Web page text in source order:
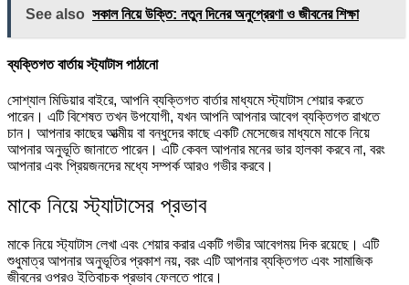
See also সকাল নিয়ে উক্তি: নতুন দিনের অনুপ্রেরণা ও জীবনের শিক্ষা
ব্যক্তিগত বার্তায় স্ট্যাটাস পাঠানো
সোশ্যাল মিডিয়ার বাইরে, আপনি ব্যক্তিগত বার্তার মাধ্যমে স্ট্যাটাস শেয়ার করতে
পারেন। এটি বিশেষত তখন উপযোগী, যখন আপনি আপনার আবেগ ব্যক্তিগত রাখতে
চান। আপনার কাছের আত্মীয় বা বন্ধুদের কাছে একটি মেসেজের মাধ্যমে মাকে নিয়ে
আপনার অনুভূতি জানাতে পারেন। এটি কেবল আপনার মনের ভার হালকা করবে না, বরং
আপনার এবং প্রিয়জনদের মধ্যে সম্পর্ক আরও গভীর করবে।
মাকে নিয়ে স্ট্যাটাসের প্রভাব
মাকে নিয়ে স্ট্যাটাস লেখা এবং শেয়ার করার একটি গভীর আবেগময় দিক রয়েছে। এটি
শুধুমাত্র আপনার অনুভূতির প্রকাশ নয়, বরং এটি আপনার ব্যক্তিগত এবং সামাজিক
জীবনের ওপরও ইতিবাচক প্রভাব ফেলতে পারে।